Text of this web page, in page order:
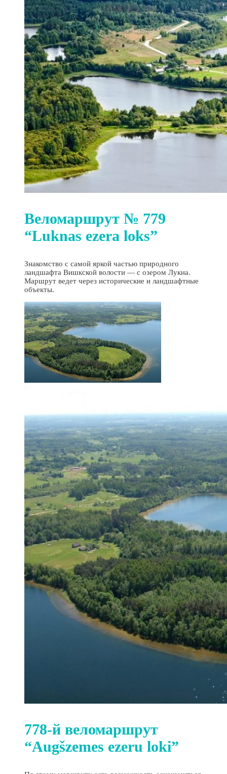
Веломаршрут № 779
“Luknas ezera loks”
Знакомство с самой яркой частью природного
ландшафта Вишкской волости — с озером Лукна.
Маршрут ведет через исторические и ландшафтные
объекты.
778-й веломаршрут
“Augšzemes ezeru loki”